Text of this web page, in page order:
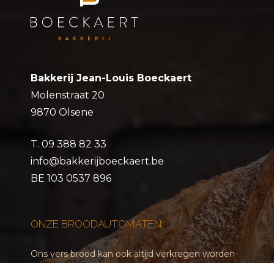
Bakkerij Jean-Louis Boeckaert
Molenstraat 20
9870 Olsene
T. 09 388 82 33
info@bakkerijboeckaert.be
BE 103 0537 896
ONZE BROODAUTOMATEN:
Ons vers brood kan ook altijd verkregen worden